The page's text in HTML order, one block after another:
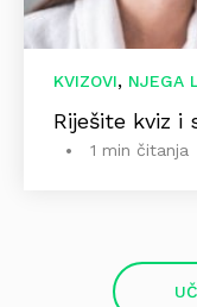
KVIZOVI, NJEGA
Riješite kviz i
1 min čitanja